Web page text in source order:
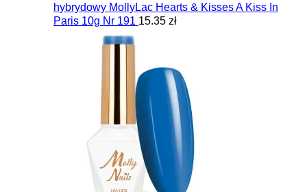
hybrydowy MollyLac Hearts & Kisses A Kiss In
Paris 10g Nr 191 15.35 zł